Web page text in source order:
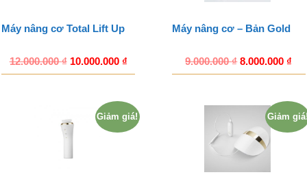
Máy nâng cơ Total Lift Up
12.000.000₫ 10.000.000 ₫
Máy nâng cơ – Bản Gold
9.000.000₫ 8.000.000 ₫
Giảm giá! Giảm